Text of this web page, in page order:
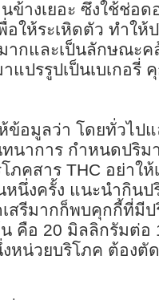
ข้างเยอะ ซึ่งใช้ช่อ
อให้ระเหิดตัว ทำให้
ากและเป็นลักษณะค
แปรรูปเป็นเบเกอรี่
ข้อมูลว่า โดยทั่วไปแ
นาการ กำหนดปริม
ภคสาร THC อย่าให้
หนึ่งครั้ง แนะนำกินป
เสรีมากก็พบคุกกี้ที่มี
น คือ 20 มิลลิกรัมต่อ
หน่วยบริโภค ต้องตั